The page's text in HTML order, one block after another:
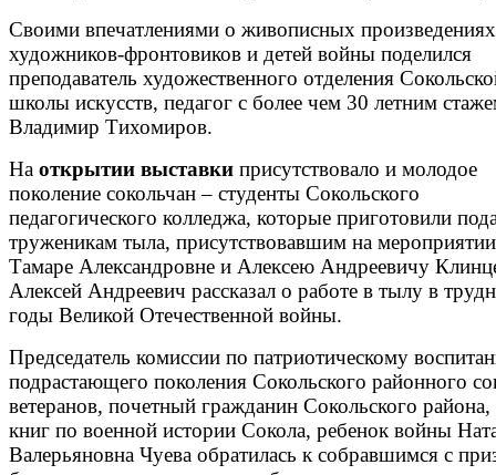
Своими впечатлениями о живописных произведениях
художников-фронтовиков и детей войны поделился
преподаватель художественного отделения
школы искусств, педагог с более чем 30 летним
Владимир Тихомиров.
На открытии выставки присутствовало и молодое
поколение сокольчан – студенты Сокольского
педагогического колледжа, которые приготовили
труженикам тыла, присутствовавшим на
Тамаре Александровне и Алексею Андреевичу
Алексей Андреевич рассказал о работе в тылу в
годы Великой Отечественной войны.
Председатель комиссии по патриотическому
подрастающего поколения Сокольского районного
ветеранов, почетный гражданин Сокольского района,
книг по военной истории Сокола, ребенок войны
Валерьяновна Чуева обратилась к собравшимся с